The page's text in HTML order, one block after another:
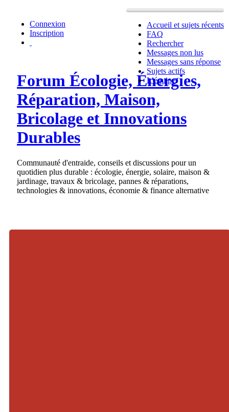
Accueil et sujets récents
FAQ
Rechercher
Messages non lus
Messages sans réponse
Sujets actifs
L’équipe
Connexion
Inscription
Forum Écologie, Énergies,
Réparation, Maison,
Bricolage et Innovations
Durables
Communauté d'entraide, conseils et discussions pour un
quotidien plus durable : écologie, énergie, solaire, maison &
jardinage, travaux & bricolage, pannes & réparations,
technologies & innovations, économie & finance alternative